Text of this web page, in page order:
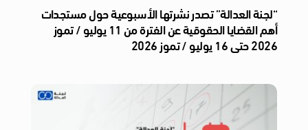
“لجنة العدالة” تصدر نشرتها الأسبوعية حول مستجدات
أهم القضايا الحقوقية عن الفترة من 11 يوليو / تموز
2026 حتى 16 يوليو / تموز 2026